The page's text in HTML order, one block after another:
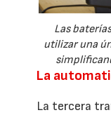
Las
utilizar una
La
La tercera